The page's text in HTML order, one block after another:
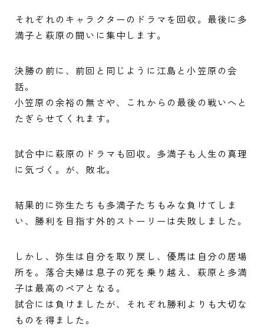
それぞれのキャラクターのドラマを回収。最後に多
満子と萩原の闘いに集中します。
決勝の前に、前回と同じように江島と小笠原の会
話。
小笠原の余裕の無さや、これからの最後の戦いへと
たぎらせてくれます。
試合中に萩原のドラマも回収。多満子も人生の真理
に気づく。が、敗北。
結果的に弥生たちも多満子たちもみな負けてしま
い、勝利を目指す外的ストーリーは失敗しました。
しかし、弥生は自分を取り戻し、優馬は自分の居場
所を。落合夫婦は息子の死を乗り越え、萩原と多満
子は最高のペアとなる。
試合には負けましたが、それぞれ勝利よりも大切な
ものを得ました。